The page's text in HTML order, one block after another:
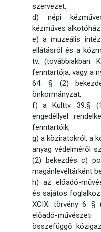
szervezet,
d) népi
kézműves
e) a muzeális
ellátásról és a
tv. (továbbiakban:
fenntartója, vagy a
64. § (2)
önkormányzat,
f) a Kulttv. 39.§
engedéllyel
fenntartóik,
g) a köziratokról, a
anyag védelméről
(2) bekezdés c)
magánlevéltárként
h) az előadó-
és sajátos
XCIX. törvény 6. §
előadó-
összefüggő